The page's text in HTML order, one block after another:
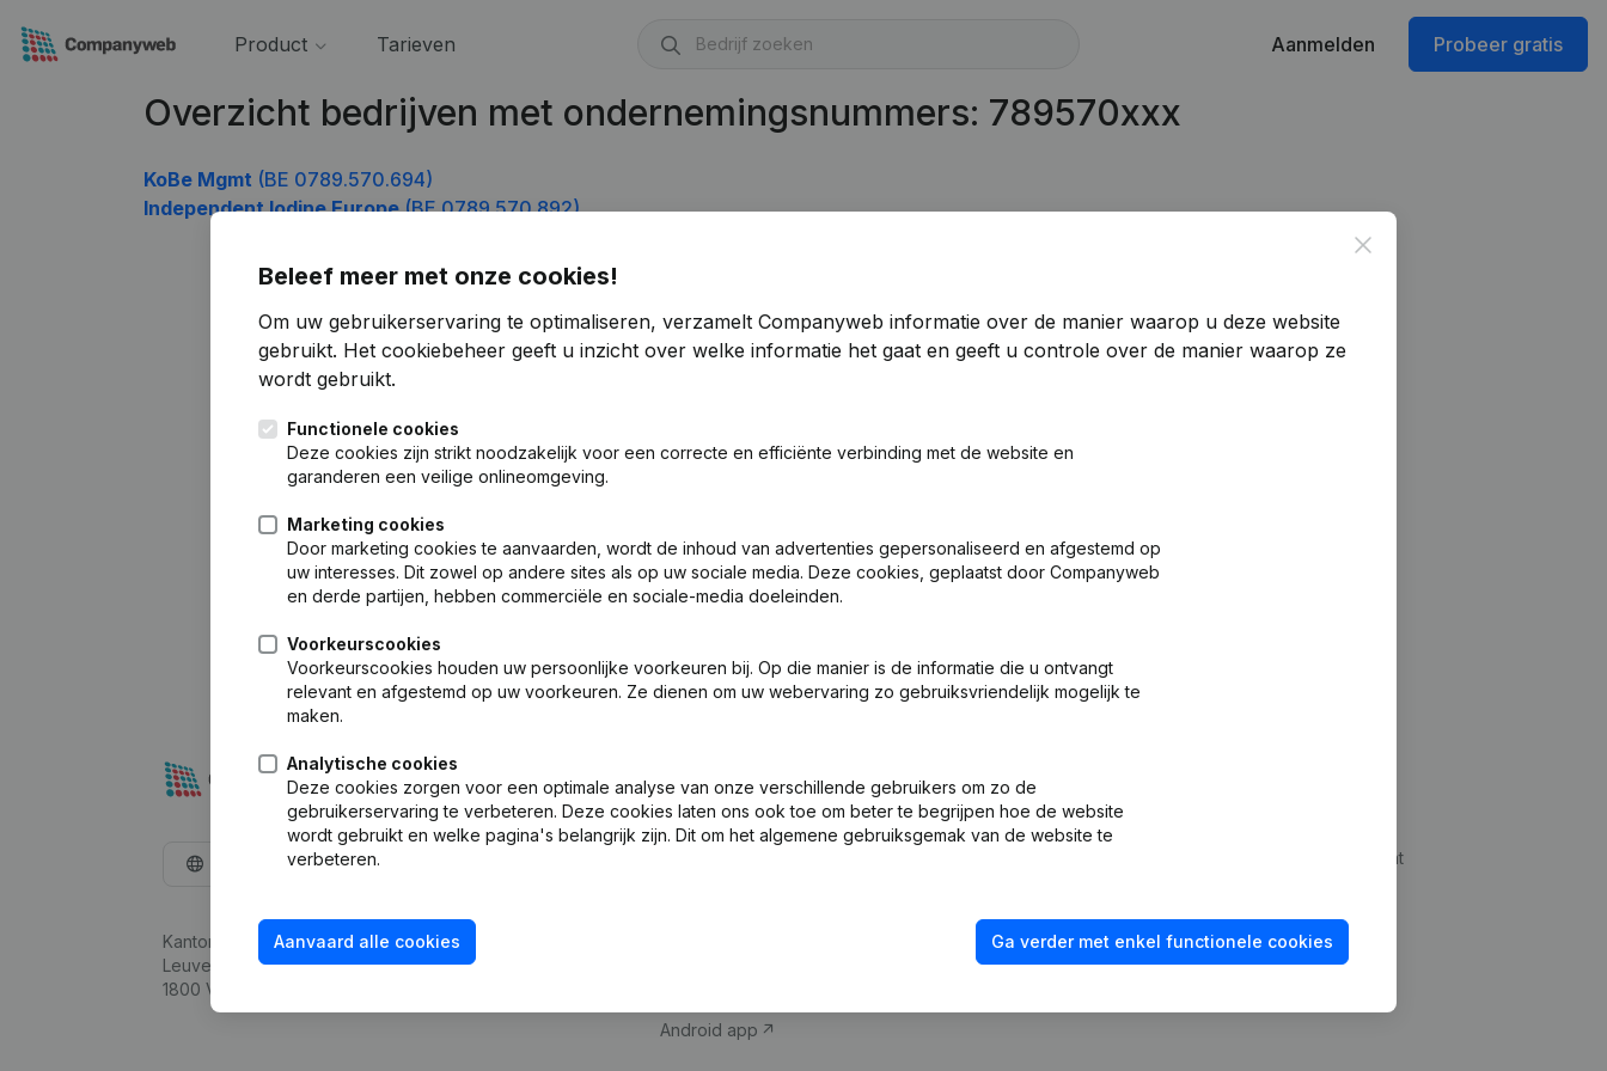
Product Tarieven Aanmelden Probeer gratis
Overzicht bedrijven met ondernemingsnummers: 789570xxx
KoBe Mgmt (BE 0789.570.694)
Independent Iodine Europe(BE 0789.570.892)
Close
Beleef meer met onze cookies!
Om uw gebruikerservaring te optimaliseren, verzamelt Companyweb informatie over de manier waarop u deze website
gebruikt. Het cookiebeheer geeft u inzicht over welke informatie het gaat en geeft u controle over de manier waarop ze
wordt gebruikt.
Functionele cookies
Deze cookies zijn strikt noodzakelijk voor een correcte en efficiënte verbinding met de website en
garanderen een veilige onlineomgeving.
Marketing cookies
Door marketing cookies te aanvaarden, wordt de inhoud van advertenties gepersonaliseerd en afgestemd op
uw interesses. Dit zowel op andere sites als op uw sociale media. Deze cookies, geplaatst door Companyweb
en derde partijen, hebben commerciële en sociale-media doeleinden.
Voorkeurscookies
Voorkeurscookies houden uw persoonlijke voorkeuren bij. Op die manier is de informatie die u ontvangt
relevant en afgestemd op uw voorkeuren. Ze dienen om uw webervaring zo gebruiksvriendelijk mogelijk te
maken.
Analytische cookies
Deze cookies zorgen voor een optimale analyse van onze verschillende gebruikers om zo de
gebruikerservaring te verbeteren. Deze cookies laten ons ook toe om beter te begrijpen hoe de website
wordt gebruikt en welke pagina's belangrijk zijn. Dit om het algemene gebruiksgemak van de website te
verbeteren.
Aanvaard alle cookies Ga verder met enkel functionele cookies
Nederlands
Kantorenpark Everest
Leuvensesteenweg 248D,
1800 Vilvoorde
Bedrijfsinformatie
Android app
Compliance & fraudepreventie
Kredietwaardigheid checken
Integraties op maat
Contact